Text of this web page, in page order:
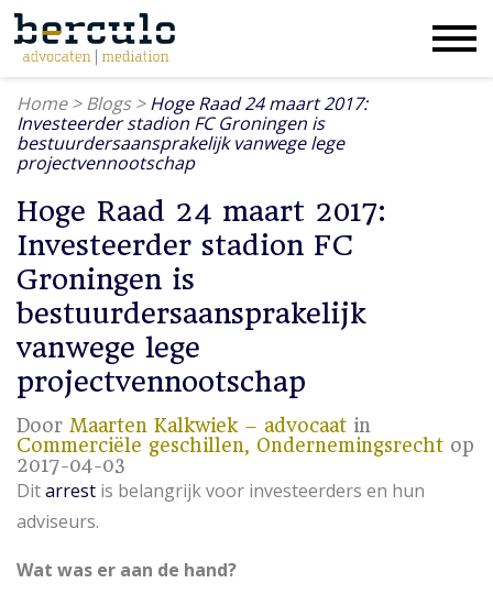
Home>Blogs>Hoge Raad 24 maart 2017:
Investeerder stadion FC Groningen is
bestuurdersaansprakelijk vanwege lege
projectvennootschap
Hoge Raad 24 maart 2017:
Investeerder stadion FC
Groningen is
bestuurdersaansprakelijk
vanwege lege
projectvennootschap
Door Maarten Kalkwiek – advocaat in
Commerciële geschillen, Ondernemingsrecht op
2017-04-03
Ditarrest is belangrijk voor investeerders en hun
adviseurs.
Wat was er aan de hand?